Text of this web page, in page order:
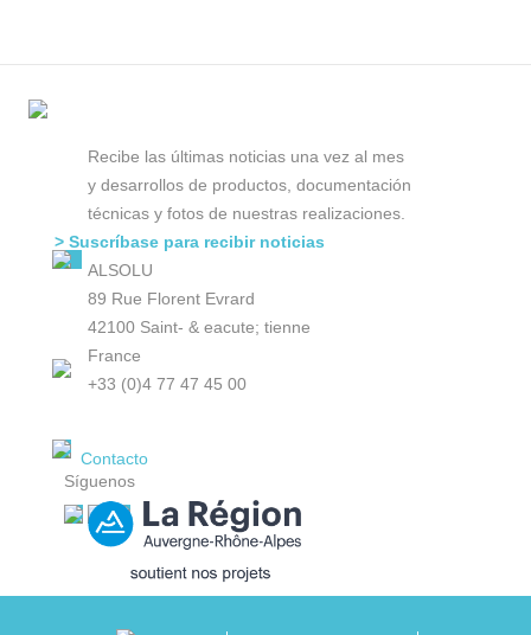
Recibe las últimas noticias una vez al mes
y desarrollos de productos, documentación
técnicas y fotos de nuestras realizaciones.
> Suscríbase para recibir noticias
ALSOLU
89 Rue Florent Evrard
42100 Saint- & eacute; tienne
France
+33 (0)4 77 47 45 00
Contacto
Síguenos